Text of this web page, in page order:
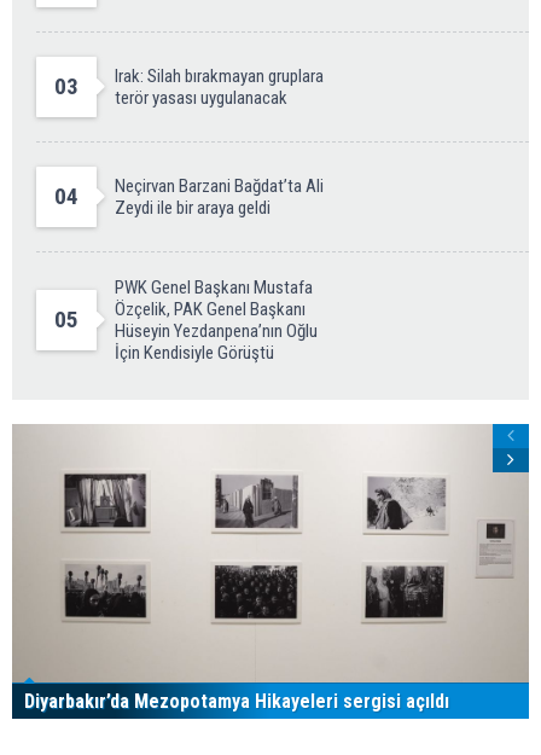
03
Irak: Silah bırakmayan gruplara
terör yasası uygulanacak
04
Neçirvan Barzani Bağdat’ta Ali
Zeydi ile bir araya geldi
05
PWK Genel Başkanı Mustafa
Özçelik, PAK Genel Başkanı
Hüseyin Yezdanpena’nın Oğlu
İçin Kendisiyle Görüştü
Diyarbakır’da Mezopotamya Hikayeleri sergisi açıldı